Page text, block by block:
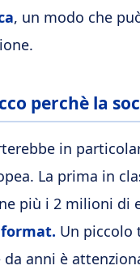
, un modo che
perchè la
in
La prima in
più i 2 milioni di
Un piccolo
anni è